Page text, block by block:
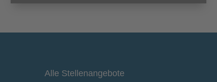
Alle Stellenangebote